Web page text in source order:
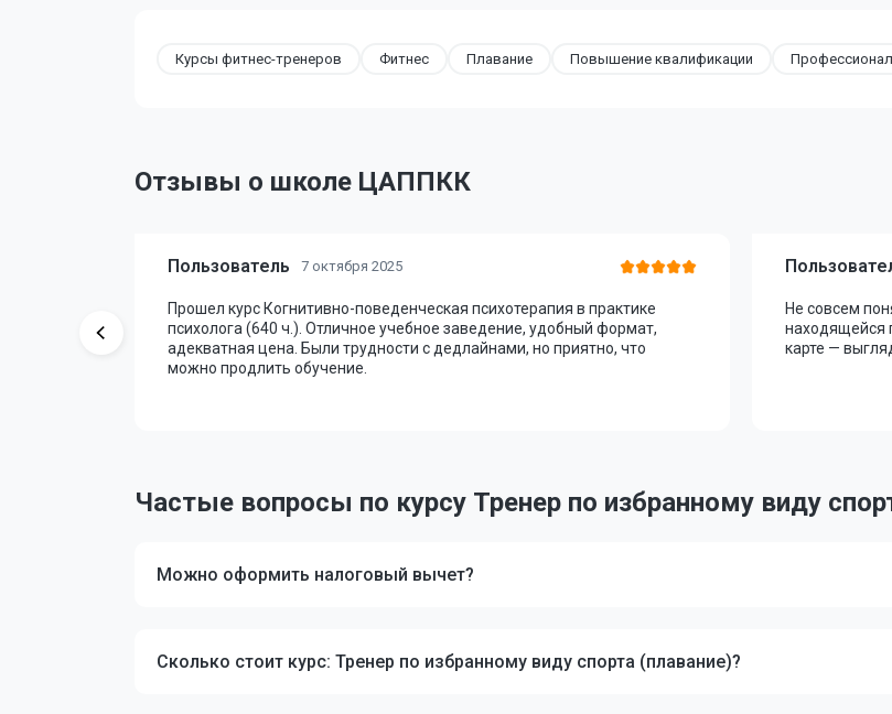
Курсы фитнес-тренеров Фитнес Плавание Повышение квалификации
Отзывы о школе ЦАППКК
Пользователь 7 октября 2025
Прошел курс Когнитивно-поведенческая психотерапия в практике
психолога (640 ч.). Отличное учебное заведение, удобный формат,
адекватная цена. Были трудности с дедлайнами, но приятно, что
можно продлить обучение.
Не совсем
находящейся
карте —
Частые вопросы по курсу Тренер по избранному виду
Можно оформить налоговый вычет?
Сколько стоит курс: Тренер по избранному виду спорта (плавание)?